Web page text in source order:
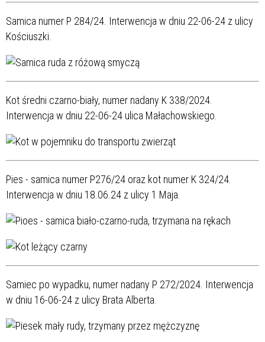
Samica numer P 284/24. Interwencja w dniu 22-06-24 z ulicy
Kościuszki.
Kot średni czarno-biały, numer nadany K 338/2024.
Interwencja w dniu 22-06-24 ulica Małachowskiego.
Pies - samica numer P276/24 oraz kot numer K 324/24.
Interwencja w dniu 18.06.24 z ulicy 1 Maja.
Samiec po wypadku, numer nadany P 272/2024. Interwencja
w dniu 16-06-24 z ulicy Brata Alberta.